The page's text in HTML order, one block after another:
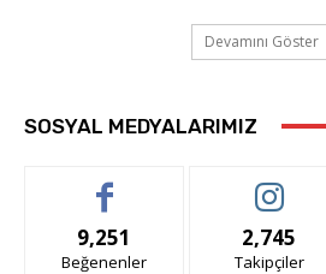
Devamını Göster
SOSYAL MEDYALARIMIZ
9,251
Beğenenler
2,745
Takipçiler